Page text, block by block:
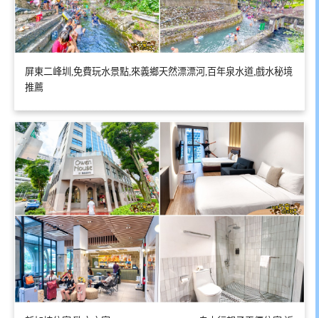
屏東二峰圳,免費玩水景點,來義鄉天然漂漂河,百年泉水道,戲水秘境
推薦